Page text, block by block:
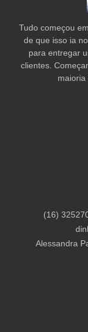
Tudo começou
de que isso ia
para entregar
clientes.
maioria
(16)
Alessandra